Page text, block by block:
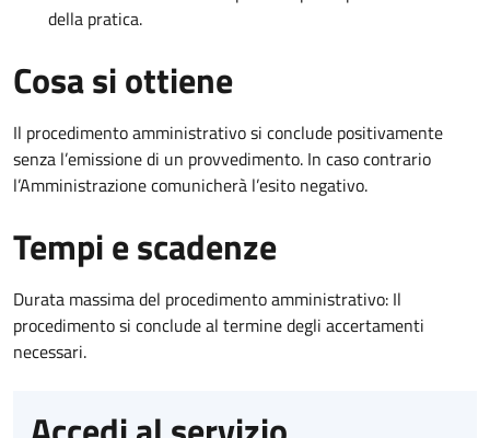
della pratica.
Cosa si ottiene
Il procedimento amministrativo si conclude positivamente
senza l’emissione di un provvedimento. In caso contrario
l’Amministrazione comunicherà l’esito negativo.
Tempi e scadenze
Durata massima del procedimento amministrativo: Il
procedimento si conclude al termine degli accertamenti
necessari.